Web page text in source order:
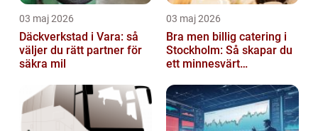
03 maj 2026
Däckverkstad i Vara: så
väljer du rätt partner för
säkra mil
03 maj 2026
Bra men billig catering i
Stockholm: Så skapar du
ett minnesvärt